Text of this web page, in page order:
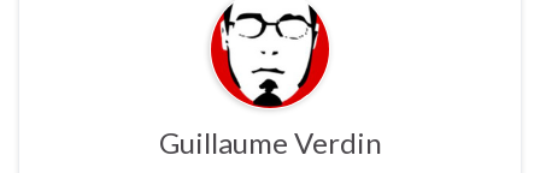
Guillaume Verdin